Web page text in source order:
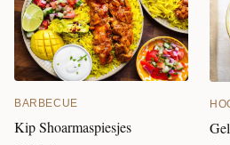
BARBECUE
Kip Shoarmaspiesjes